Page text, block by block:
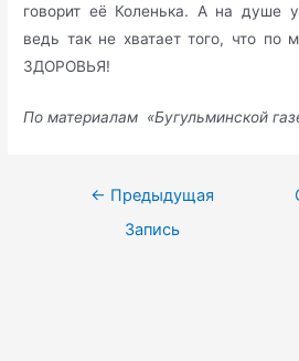
говорит её Коленька. А на душе
ведь так не хватает того, что по
ЗДОРОВЬЯ!
По материалам «Бугульминской
Навигация
← Предыдущая
Запись